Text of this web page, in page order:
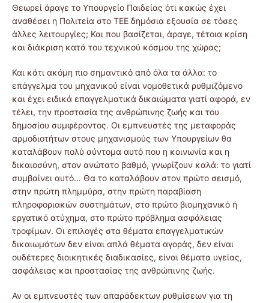
Θεωρεί άραγε το Υπουργείο Παιδείας ότι κακώς έχει
αναθέσει η Πολιτεία στο ΤΕΕ δημόσια εξουσία σε τόσες
άλλες λειτουργίες; Και που βασίζεται, άραγε, τέτοια κρίση
και διάκριση κατά του τεχνικού κόσμου της χώρας;
Και κάτι ακόμη πιο σημαντικό από όλα τα άλλα: το
επάγγελμα του μηχανικού είναι νομοθετικά ρυθμιζόμενο
και έχει ειδικά επαγγελματικά δικαιώματα γιατί αφορά, εν
τέλει, την προστασία της ανθρώπινης ζωής και του
δημοσίου συμφέροντος. Οι εμπνευστές της μεταφοράς
αρμοδιοτήτων στους μηχανισμούς των Υπουργείων θα
καταλάβουν πολύ σύντομα αυτό που η κοινωνία και η
δικαιοσύνη, στον ανώτατο βαθμό, γνωρίζουν καλά: το γιατί
συμβαίνει αυτό… Θα το καταλάβουν στον πρώτο σεισμό,
στην πρώτη πλημμύρα, στην πρώτη παραβίαση
πληροφοριακών συστημάτων, στο πρώτο βιομηχανικό ή
εργατικό ατύχημα, στο πρώτο πρόβλημα ασφάλειας
τροφίμων. Οι επιλογές στα θέματα επαγγελματικών
δικαιωμάτων δεν είναι απλά θέματα αγοράς, δεν είναι
ουδέτερες διοικητικές διαδικασίες, είναι θέματα υγείας,
ασφάλειας και προστασίας της ανθρώπινης ζωής.
Αν οι εμπνευστές των απαράδεκτων ρυθμίσεων για τη